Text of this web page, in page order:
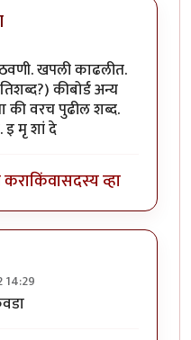
खपली काढलीत.
कीबोर्ड अन्य
की वरच पुढील शब्द.
मृ शां दे
किंवासदस्य व्हा
त्या